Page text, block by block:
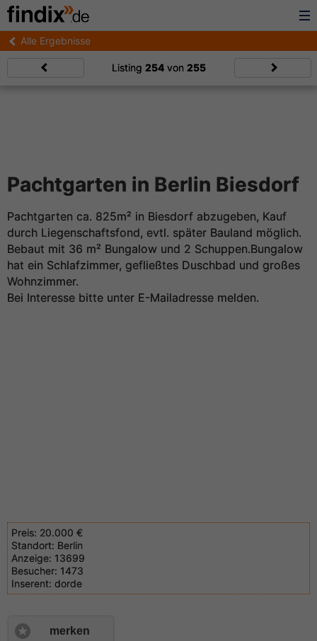
Alle Ergebnisse
Listing 254von 255
Pachtgarten in Berlin Biesdorf
Pachtgarten ca. 825m² in Biesdorf abzugeben, Kauf
durch Liegenschaftsfond, evtl. später Bauland möglich.
Bebaut mit 36 m² Bungalow und 2 Schuppen.Bungalow
hat ein Schlafzimmer, gefließtes Duschbad und großes
Wohnzimmer.
Bei Interesse bitte unter E-Mailadresse melden.
Preis: 20.000 €
Standort: Berlin
Anzeige: 13699
Besucher: 1473
Inserent: dorde
merken